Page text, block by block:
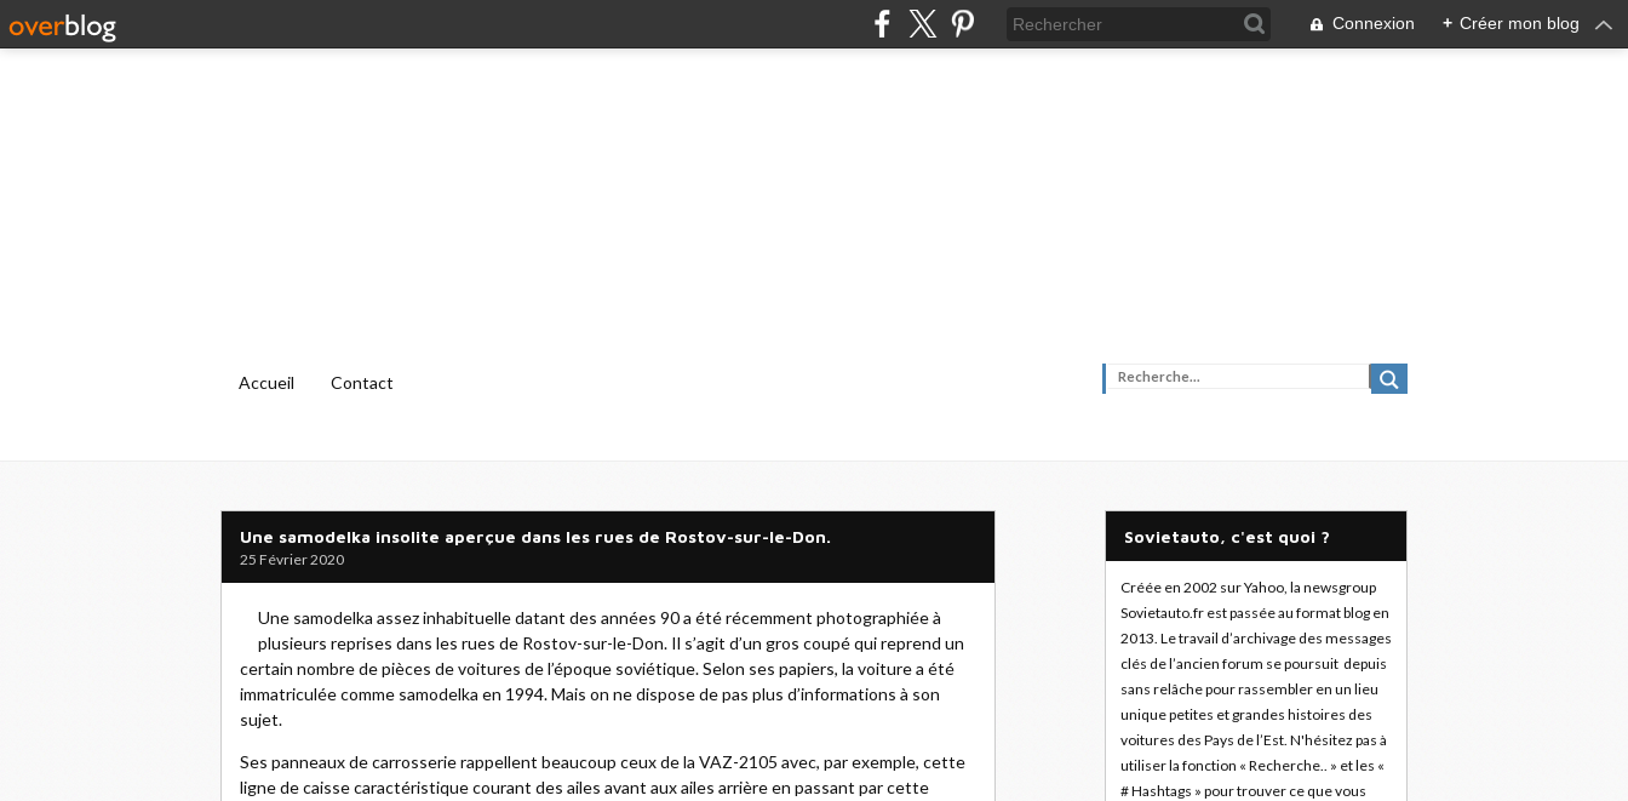
Connexion + Créer mon blog
Accueil Contact
Une samodelka insolite aperçue dans les rues de Rostov-sur-le-Don.
25 Février 2020
Une samodelka assez inhabituelle datant des années 90 a été récemment photographiée à
plusieurs reprises dans les rues de Rostov-sur-le-Don. Il s’agit d’un gros coupé qui reprend un
certain nombre de pièces de voitures de l’époque soviétique. Selon ses papiers, la voiture a été
immatriculée comme samodelka en 1994. Mais on ne dispose de pas plus d’informations à son
sujet.
Ses panneaux de carrosserie rappellent beaucoup ceux de la VAZ-2105 avec, par exemple, cette
ligne de caisse caractéristique courant des ailes avant aux ailes arrière en passant par cette
Sovietauto, c'est quoi ?
Créée en 2002 sur Yahoo, la newsgroup
Sovietauto.fr est passée au format blog en
2013. Le travail d’archivage des messages
clés de l’ancien forum se poursuit depuis
sans relâche pour rassembler en un lieu
unique petites et grandes histoires des
voitures des Pays de l’Est. N'hésitez pas à
utiliser la fonction « Recherche.. » et les «
# Hashtags » pour trouver ce que vous